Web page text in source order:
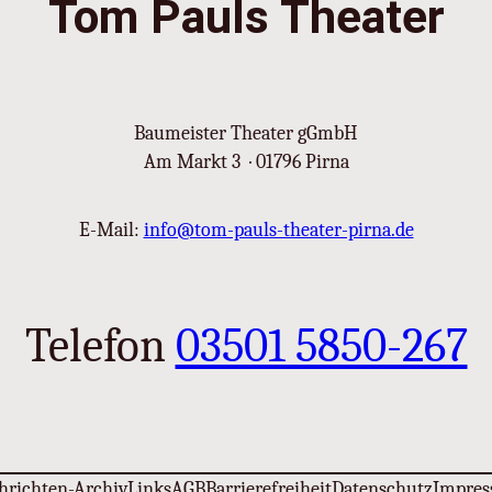
Tom Pauls Theater
Baumeister Theater gGmbH
Am Markt 3 · 01796 Pirna
E-Mail: info@tom-pauls-theater-pirna.de
Telefon 03501 5850-267